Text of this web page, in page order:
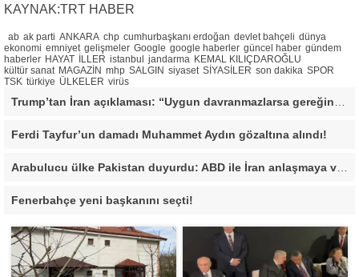
KAYNAK:TRT HABER
ab ak parti ANKARA chp cumhurbaşkanı erdoğan devlet bahçeli dünya
ekonomi emniyet gelişmeler Google google haberler güncel haber gündem
haberler HAYAT İLLER istanbul jandarma KEMAL KILIÇDAROĞLU
kültür sanat MAGAZİN mhp SALGIN siyaset SİYASİLER son dakika SPOR
TSK türkiye ÜLKELER virüs
Ferdi Tayfur’un damadı Muhammet Aydın gözaltına alındı!
Arabulucu ülke Pakistan duyurdu: ABD ile İran anlaşmaya vardı
Fenerbahçe yeni başkanını seçti!